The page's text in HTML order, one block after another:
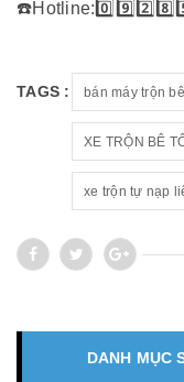
TAGS : bán máy trộn
XE TRỘN BÊ
xe trộn tự nạp
DANH MỤC